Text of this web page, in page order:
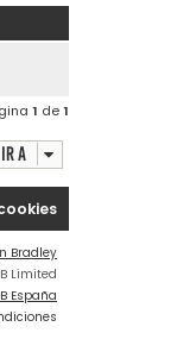
1 de1
Ir a
Bradley
Limited
España